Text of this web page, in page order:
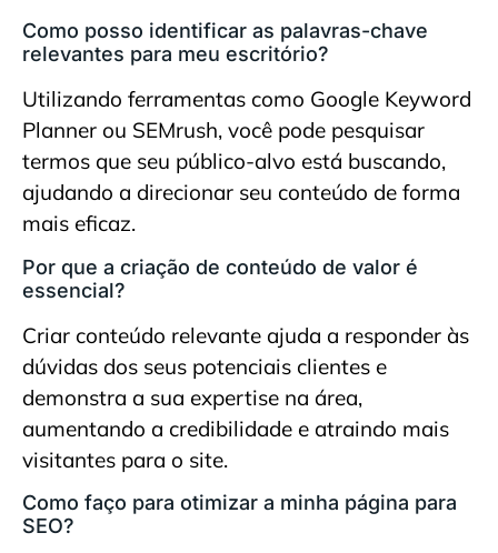
Como posso identificar as palavras-chave
relevantes para meu escritório?
Utilizando ferramentas como Google Keyword
Planner ou SEMrush, você pode pesquisar
termos que seu público-alvo está buscando,
ajudando a direcionar seu conteúdo de forma
mais eficaz.
Por que a criação de conteúdo de valor é
essencial?
Criar conteúdo relevante ajuda a responder às
dúvidas dos seus potenciais clientes e
demonstra a sua expertise na área,
aumentando a credibilidade e atraindo mais
visitantes para o site.
Como faço para otimizar a minha página para
SEO?